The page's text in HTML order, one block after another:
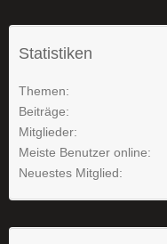
Statistiken
Themen
Beiträge
Mitglieder
Meiste Benutzer online
Neuestes Mitglied